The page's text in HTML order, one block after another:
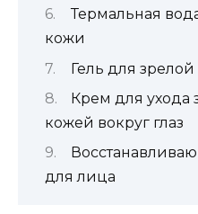
Термальная
кожи
Гель для
Крем для ухода
кожей вокруг глаз
для лица